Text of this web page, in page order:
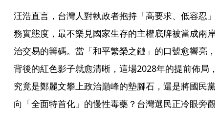
汪浩直言，台灣人對執政者抱持「高要求、低容忍」
務實態度，最不樂見國家生存的主權底牌被當成兩岸
治交易的籌碼。當「和平繁榮之鏈」的口號愈響亮，
背後的紅色影子就愈清晰，這場2028年的提前佈局，
究竟是鄭麗文攀上政治巔峰的墊腳石，還是將國民黨
向「全面特首化」的慢性毒藥？台灣選民正冷眼旁觀